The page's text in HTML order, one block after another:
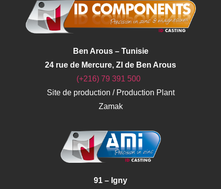
Ben Arous – Tunisie
24 rue de Mercure, ZI de Ben Arous
(+216) 79 391 500
Site de production / Production Plant
Zamak
91 – Igny